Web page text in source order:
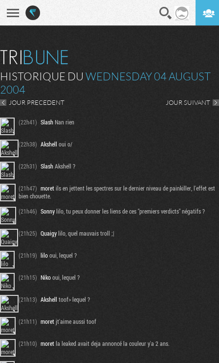
HISTORIQUE DU WEDNESDAY 04 AUGUST
2004
JOUR PRECEDENT JOUR SUIVANT
(22h41) SlashNan rien
(22h38) Akshell oui o/
(22h31) SlashAkshell ?
(21h47) moretils en jettent les spectres sur le dernier niveau de painkiller, l'effet est
bien chouette.
(21h46) Sonnylilo, tu peux donner les liens de ces "premiers verdicts" négatifs ?
(21h25) Quaigylilo, quel mauvais troll ;|
(21h19) lilooui, lequel ?
(21h15) Nikooui, lequel ?
(21h13) Akshell toof> lequel ?
(21h11) moretjt'aime aussi toof
(21h10) moretla leaked avait deja annoncé la couleur y'a 2 ans.